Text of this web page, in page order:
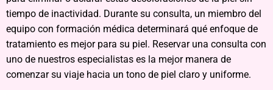
tiempo de inactividad. Durante su consulta, un miembro del
equipo con formación médica determinará qué enfoque de
tratamiento es mejor para su piel. Reservar una consulta con
uno de nuestros especialistas es la mejor manera de
comenzar su viaje hacia un tono de piel claro y uniforme.